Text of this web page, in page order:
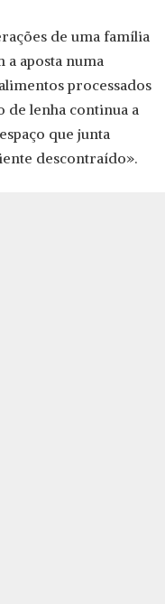
de uma família
a aposta numa
processados
de lenha continua a
que junta
descontraído».